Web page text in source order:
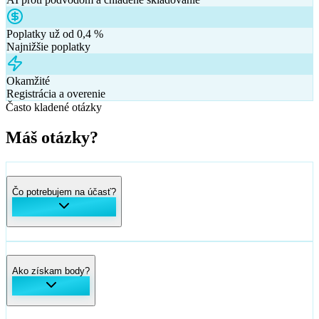
Lidl–Trek
Crypto4me je licencovaná burza v EÚ vytvorená pre každodenných
investorov – rýchle založenie účtu, transparentné poplatky a
nepretržitý dohľad.
MiCA a DORA
Licencované v EÚ
Monitorovanie 24/7
Poplatky už od 0,4 %
Najnižšie poplatky
Okamžité
Často kladené otázky
Mášotázky?